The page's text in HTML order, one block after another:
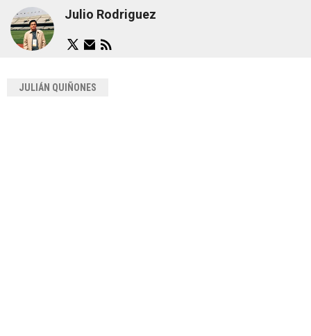
Julio Rodriguez
JULIÁN QUIÑONES